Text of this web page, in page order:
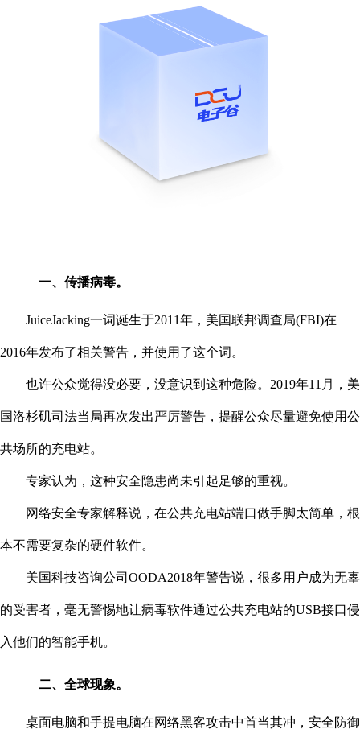
一、传播病毒。
JuiceJacking一词诞生于2011年，美国联邦调查局(FBI)在
2016年发布了相关警告，并使用了这个词。
也许公众觉得没必要，没意识到这种危险。2019年11月，美
国洛杉矶司法当局再次发出严厉警告，提醒公众尽量避免使用公
共场所的充电站。
专家认为，这种安全隐患尚未引起足够的重视。
网络安全专家解释说，在公共充电站端口做手脚太简单，根
本不需要复杂的硬件软件。
美国科技咨询公司OODA2018年警告说，很多用户成为无辜
的受害者，毫无警惕地让病毒软件通过公共充电站的USB接口侵
入他们的智能手机。
二、全球现象。
桌面电脑和手提电脑在网络黑客攻击中首当其冲，安全防御